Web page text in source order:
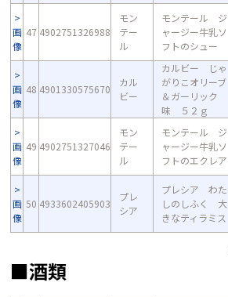
画
像
47 4902751326988
モン
テー
ル
モンテール ジ
ャージー牛乳ソ
フトのシュー
画
像
48 4901330575670
カル
ビー
カルビー じゃ
がりこオリーブ
＆ガーリック
味 ５２ｇ
画
像
49 4902751327046
モン
テー
ル
モンテール ジ
ャージー牛乳ソ
フトのエクレア
画
像
50 4933602405903
プレ
シア
プレシア わた
しのしふく 大
きなティラミス
■酒類